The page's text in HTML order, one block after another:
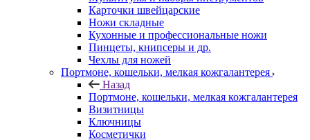
Карточки швейцарские
Ножи складные
Кухонные и профессиональные ножи
Пинцеты, книпсеры и др.
Чехлы для ножей
Портмоне, кошельки, мелкая кожгалантерея
Назад
Портмоне, кошельки, мелкая кожгалантерея
Визитницы
Ключницы
Косметички